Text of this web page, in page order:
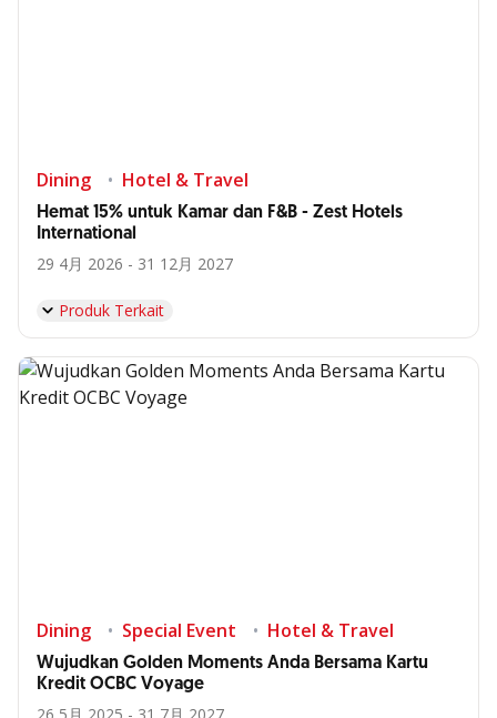
Dining Hotel & Travel
Hemat 15% untuk Kamar dan F&B - Zest Hotels
International
29 4月 2026 - 31 12月 2027
Produk Terkait
Dining Special Event Hotel & Travel
Wujudkan Golden Moments Anda Bersama Kartu
Kredit OCBC Voyage